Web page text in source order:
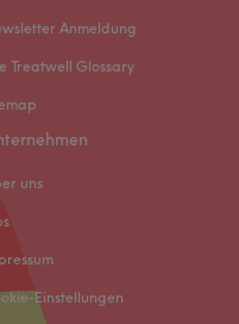
Anmeldung
Treatwell Glossary
uns
Einstellungen